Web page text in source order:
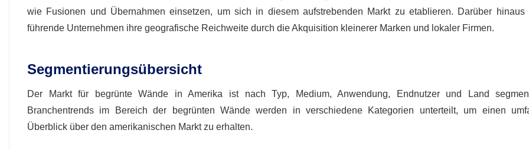
wie Fusionen und Übernahmen einsetzen, um sich in diesem aufstrebenden Markt zu etablieren. Darüber hinaus
führende Unternehmen ihre geografische Reichweite durch die Akquisition kleinerer Marken und lokaler Firmen.
Segmentierungsübersicht
Der Markt für begrünte Wände in Amerika ist nach Typ, Medium, Anwendung, Endnutzer und Land
Branchentrends im Bereich der begrünten Wände werden in verschiedene Kategorien unterteilt, um einen
Überblick über den amerikanischen Markt zu erhalten.